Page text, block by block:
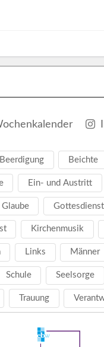
Beerdigung Beichte
Ein- und Austritt
Glaube Gottesdienst
Kirchenmusik
Links Männer
Schule Seelsorge
Trauung